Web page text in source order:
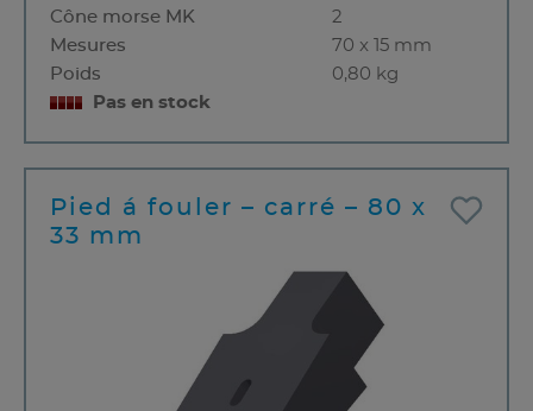
Cône morse MK
2
Mesures
70 x 15 mm
Poids
0,80 kg
Pas en stock
Pied á fouler – carré – 80 x
33 mm